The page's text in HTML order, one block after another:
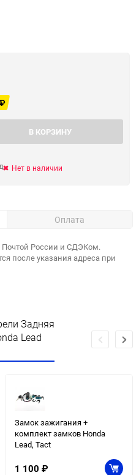
₽
В КОРЗИНУ
Нет в наличии
Оплата
Почтой России и СДЭКом.
после указания адреса при
Задняя
Lead
Замок зажигания +
комплект замков Honda
Lead, Tact
1 100 ₽